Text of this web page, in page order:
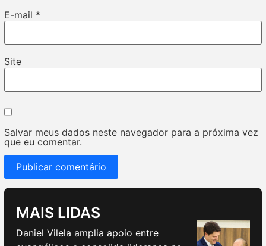
E-mail *
Site
Salvar meus dados neste navegador para a próxima vez
que eu comentar.
MAIS LIDAS
Daniel Vilela amplia apoio entre